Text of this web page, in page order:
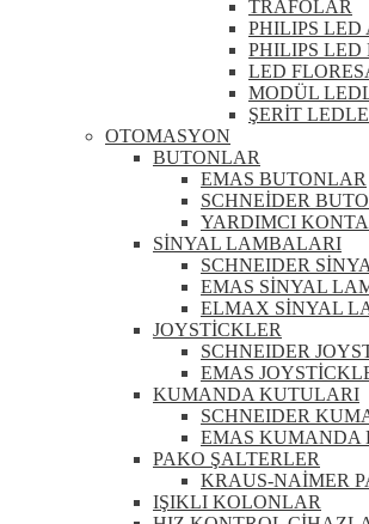
TRAFOLAR
PHILIPS
PHILIPS LED
LED
MODÜL
ŞERİT
OTOMASYON
BUTONLAR
EMAS BUTONLAR
SCHNEİDER
YARDIMCI
SİNYAL LAMBALARI
SCHNEIDER
EMAS SİNYAL
ELMAX SİNYAL
JOYSTİCKLER
SCHNEIDER
EMAS
KUMANDA KUTULARI
SCHNEIDER
EMAS KUMANDA
PAKO ŞALTERLER
KRAUS-NAİMER
IŞIKLI KOLONLAR